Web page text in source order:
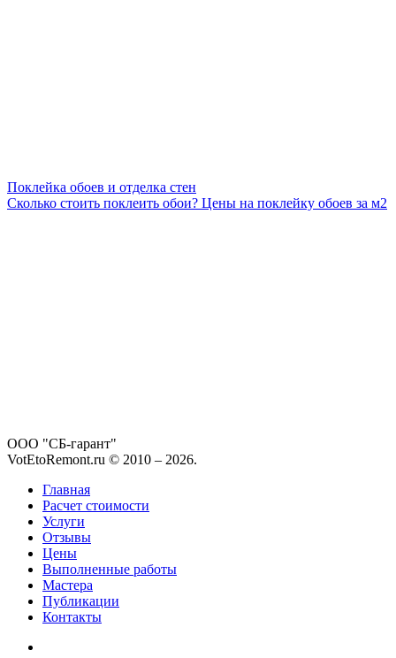
Поклейка обоев и отделка стен
Сколько стоить поклеить обои? Цены на поклейку обоев за м2
ООО "СБ-гарант"
VotEtoRemont.ru © 2010 – 2026.
Главная
Расчет стоимости
Услуги
Отзывы
Цены
Выполненные работы
Мастера
Публикации
Контакты